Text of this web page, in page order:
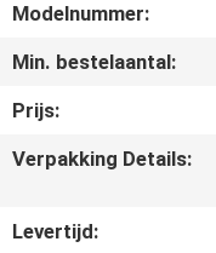
NEEM
CONTACT
MET
ONS
Modelnummer:
Min. bestelaantal:
Prijs:
Verpakking Details:
Levertijd: